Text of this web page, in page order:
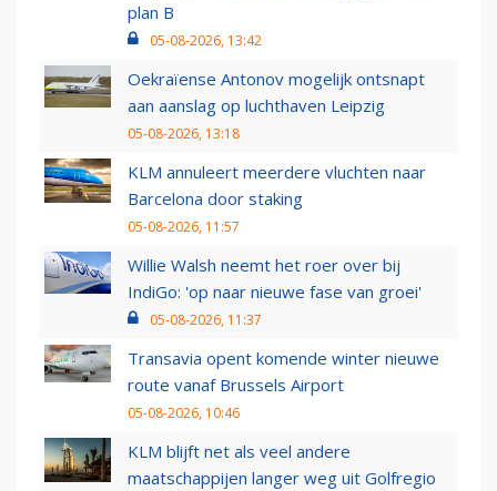
plan B
05-08-2026, 13:42
Oekraïense Antonov mogelijk ontsnapt
aan aanslag op luchthaven Leipzig
05-08-2026, 13:18
KLM annuleert meerdere vluchten naar
Barcelona door staking
05-08-2026, 11:57
Willie Walsh neemt het roer over bij
IndiGo: 'op naar nieuwe fase van groei'
05-08-2026, 11:37
Transavia opent komende winter nieuwe
route vanaf Brussels Airport
05-08-2026, 10:46
KLM blijft net als veel andere
maatschappijen langer weg uit Golfregio